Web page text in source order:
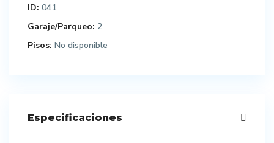
ID: 041
Garaje/Parqueo: 2
Pisos: No disponible
Especificaciones